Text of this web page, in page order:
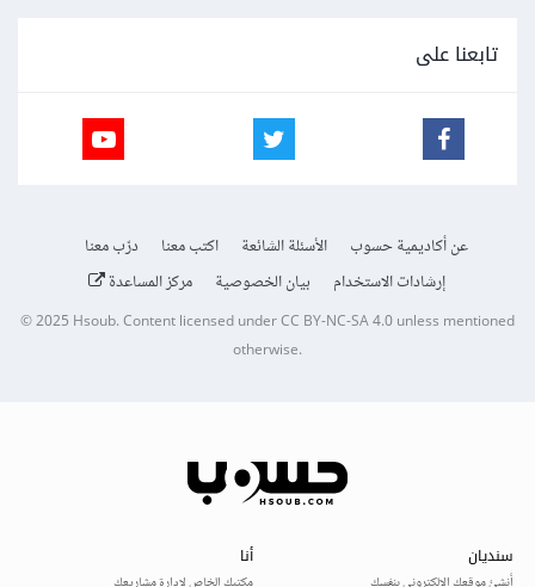
تابعنا على
عن أكاديمية حسوب الأسئلة الشائعة اكتب معنا
درّب معنا
إرشادات الاستخدام
بيان الخصوصية مركز المساعدة
© 2025Hsoub.Content licensed underCC BY-NC-SA 4.0unless mentioned
otherwise.